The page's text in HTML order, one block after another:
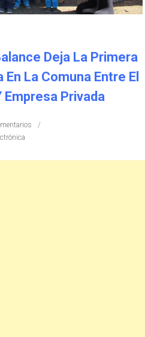
Deja La Primera
La Comuna Entre El
Privada